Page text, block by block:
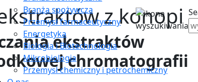
Branża spożywcza
Przemysł farmaceutyczny
Energetyka
Biologia i Biotechnologia
Mikrobiologia
Przemysł chemiczny i petrochemiczny
z konopi
ekstraktów
chromatografii